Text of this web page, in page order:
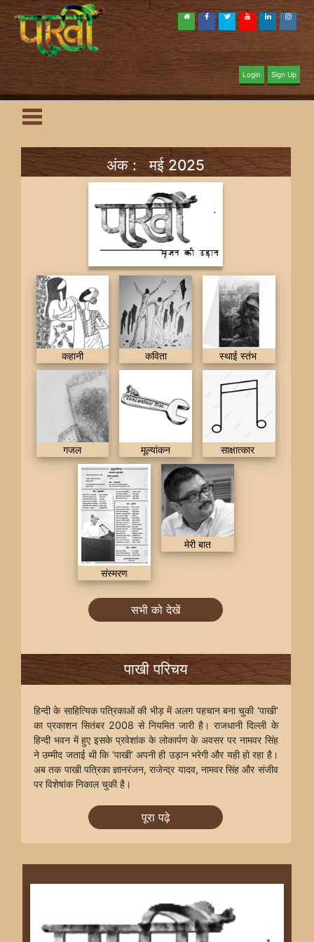
Login Sign Up
अंक : मई 2025
कहानी कविता स्थाई स्तंभ
गजल मूल्यांकन साक्षात्कार
संस्मरण
मेरी बात
सभी को देखें
पाखी परिचय
हिन्दी के साहित्यिक पत्रिकाओं की भीड़ में अलग पहचान बना चुकी ‘पाखी’
का प्रकाशन सितंबर 2008 से नियमित जारी है। राजधानी दिल्ली के
हिन्दी भवन में हुए इसके प्रवेशांक के लोकार्पण के अवसर पर नामवर सिंह
ने उम्मीद जताई थी कि ‘पाखी’ अपनी ही उड़ान भरेगी और यही हो रहा है।
अब तक पाखी पत्रिका ज्ञानरंजन, राजेन्द्र यादव, नामवर सिंह और संजीव
पर विशेषांक निकाल चुकी है।
पूरा पढ़े